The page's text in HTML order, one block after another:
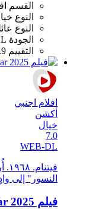
القسم
النوع
النوع
الجودة
التقييم 10
افلام اجنبي
أكشن
خيال
7.0
WEB-DL
النسور" إلى
فيلم Primitive War 2025 مترجم HD